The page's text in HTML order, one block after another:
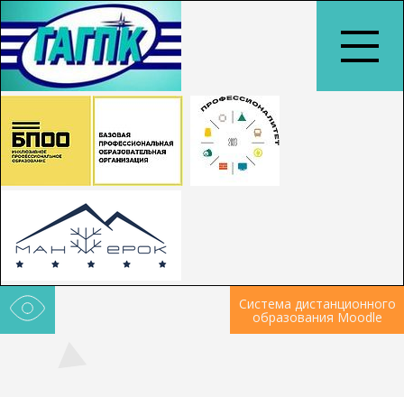
Система дистанционного
образования Moodle